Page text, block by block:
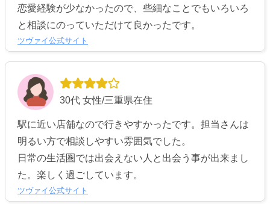
恋愛経験が少なかったので、些細なことでもいろいろ
と相談にのっていただけて良かったです。
ツヴァイ公式サイト
30代 女性/三重県在住
駅に近い店舗なので行きやすかったです。担当さんは
明るい方で相談しやすい雰囲気でした。
日常の生活圏では出会えない人と出会う事が出来まし
た。楽しく過ごしています。
ツヴァイ公式サイト